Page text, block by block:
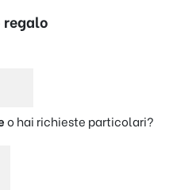
regalo
o hai richieste particolari?